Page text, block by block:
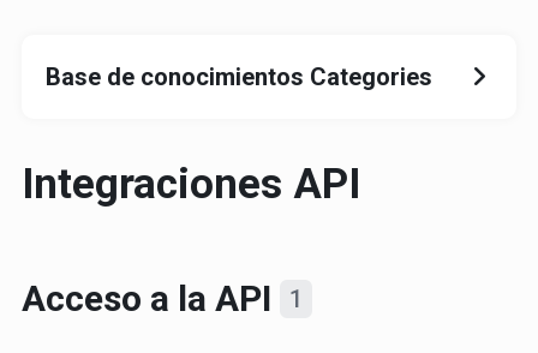
Base de conocimientos Categories
Integraciones API
Acceso a la API 1